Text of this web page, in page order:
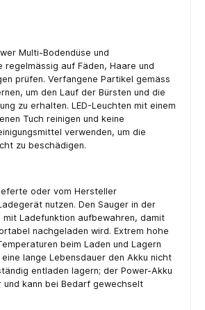
Multi-Bodendüse und
regelmässig auf Fäden, Haare und
prüfen. Verfangene Partikel gemäss
um den Lauf der Bürsten und die
zu erhalten. LED-Leuchten mit einem
Tuch reinigen und keine
verwenden, um die
zu beschädigen.
oder vom Hersteller
nutzen. Den Sauger in der
mit Ladefunktion aufbewahren, damit
nachgeladen wird. Extrem hohe
beim Laden und Lagern
eine lange Lebensdauer den Akku nicht
entladen lagern; der Power-Akku
und kann bei Bedarf gewechselt